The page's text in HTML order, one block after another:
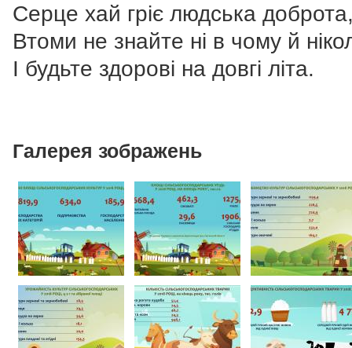
Серце хай гріє людська
Втоми не знайте ні в чому й
І будьте здорові на довгі літа.
Галерея зображень